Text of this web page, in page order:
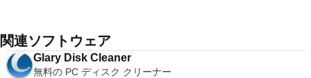
関連ソフトウェア
Glary Disk Cleaner
無料の PC ディスク クリーナー